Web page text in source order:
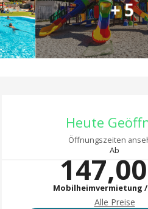
+ 5
Heute
Öffnungszeiten
Ab
Mobilheimvermietung /
Alle Preise